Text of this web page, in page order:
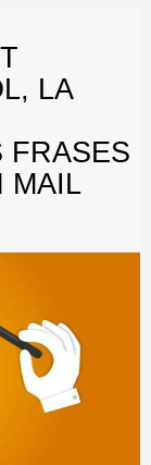
LA
FRASES
MAIL